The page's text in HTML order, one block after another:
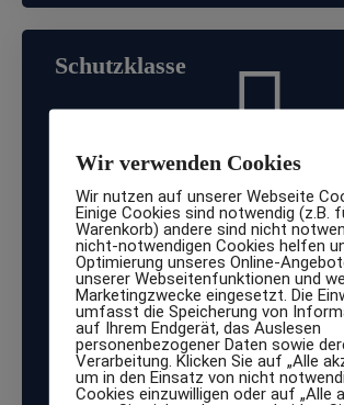
Schutzklasse
Normaler Schutzbedarf
Für interne Daten, deren Offenlegung
Auswirkungen hat. Beispiele: interne
Entwürfe, allgemeine Informationen
Personenbezug.
Zielgruppe: Kleinunternehmen,
Wir verwenden Cookies
Wir nutzen auf unserer Webseite
Einige Cookies sind notwendig (z.B.
Warenkorb) andere sind nicht
nicht-notwendigen Cookies helfen
Optimierung unseres Online-
unserer Webseitenfunktionen und
Marketingzwecke eingesetzt. Die
umfasst die Speicherung von
auf Ihrem Endgerät, das Auslesen
personenbezogener Daten sowie
Verarbeitung. Klicken Sie auf „Alle
um in den Einsatz von nicht
Cookies einzuwilligen oder auf „Alle